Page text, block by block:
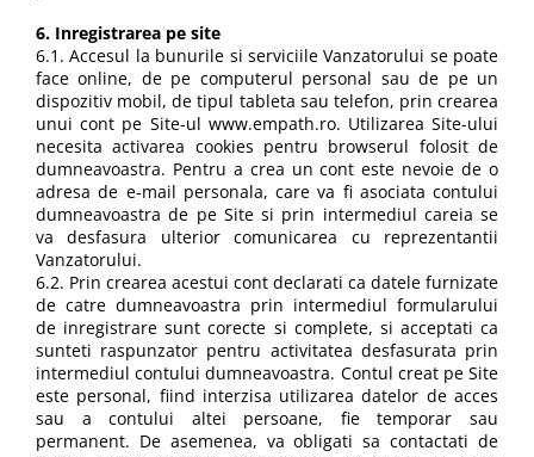
6. Inregistrarea pe site
6.1. Accesul la bunurile si serviciile Vanzatorului se poate
face online, de pe computerul personal sau de pe un
dispozitiv mobil, de tipul tableta sau telefon, prin crearea
unui cont pe Site-ul www.empath.ro. Utilizarea Site-ului
necesita activarea cookies pentru browserul folosit de
dumneavoastra. Pentru a crea un cont este nevoie de o
adresa de e-mail personala, care va fi asociata contului
dumneavoastra de pe Site si prin intermediul careia se
va desfasura ulterior comunicarea cu reprezentantii
Vanzatorului.
6.2. Prin crearea acestui cont declarati ca datele furnizate
de catre dumneavoastra prin intermediul formularului
de inregistrare sunt corecte si complete, si acceptati ca
sunteti raspunzator pentru activitatea desfasurata prin
intermediul contului dumneavoastra. Contul creat pe Site
este personal, fiind interzisa utilizarea datelor de acces
sau a contului altei persoane, fie temporar sau
permanent. De asemenea, va obligati sa contactati de